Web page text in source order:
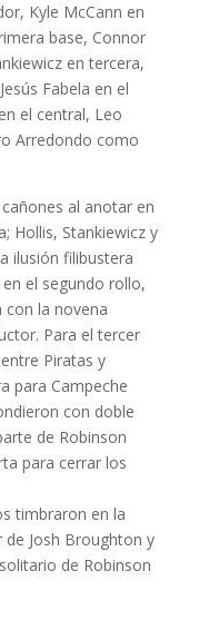
Kyle McCann en
base, Connor
en tercera,
Fabela en el
el central, Leo
Arredondo como
al anotar en
Hollis, Stankiewicz y
ilusión filibustera
el segundo rollo,
con la novena
Para el tercer
Piratas y
para Campeche
con doble
de Robinson
para cerrar los
timbraron en la
Josh Broughton y
de Robinson